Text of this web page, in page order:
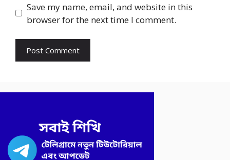
Save my name, email, and website in this
browser for the next time I comment.